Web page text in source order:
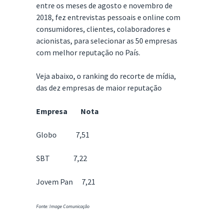
entre os meses de agosto e novembro de
2018, fez entrevistas pessoais e online com
consumidores, clientes, colaboradores e
acionistas, para selecionar as 50 empresas
com melhor reputação no País.
Veja abaixo, o ranking do recorte de mídia,
das dez empresas de maior reputação
Empresa Nota
Globo 7,51
SBT 7,22
Jovem Pan 7,21
Fonte: Image Comunicação